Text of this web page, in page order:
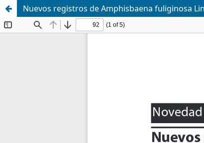
Nuevos registros de Amphisbaena fuliginosa